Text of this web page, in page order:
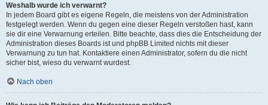
Weshalb wurde ich verwarnt?
In jedem Board gibt es eigene Regeln, die meistens von der Administration
festgelegt werden. Wenn du gegen eine dieser Regeln verstoßen hast, kann
sie dir eine Verwarnung erteilen. Bitte beachte, dass dies die Entscheidung der
Administration dieses Boards ist und phpBB Limited nichts mit dieser
Verwarnung zu tun hat. Kontaktiere einen Administrator, sofern du die nicht
sicher bist, wieso du verwarnt wurdest.
Nach oben